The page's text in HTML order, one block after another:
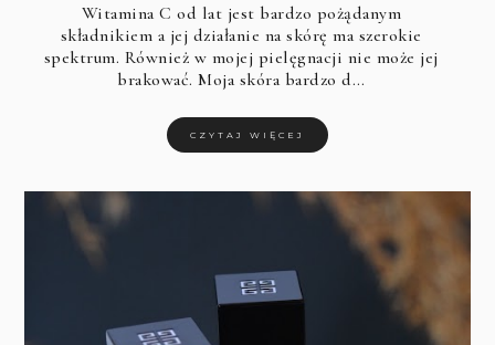
Witamina C od lat jest bardzo pożądanym
składnikiem a jej działanie na skórę ma szerokie
spektrum. Również w mojej pielęgnacji nie może jej
brakować. Moja skóra bardzo d…
CZYTAJ WIĘCEJ